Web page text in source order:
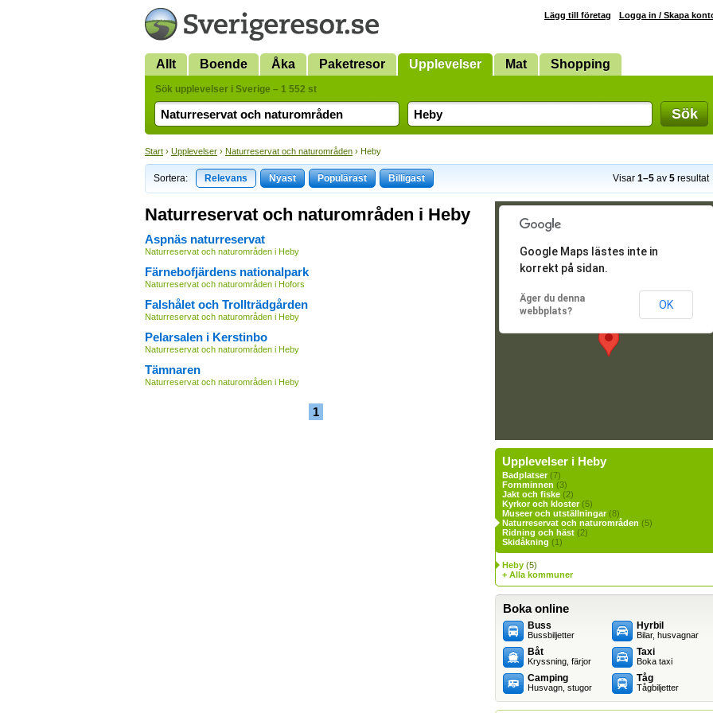
Lägg till företag Logga in / Skapa
Allt Boende Åka Paketresor Upplevelser Mat Shopping
Sök upplevelser i Sverige – 1 552 st
Sök
Start › Upplevelser › Naturreservat och naturområden › Heby
Sortera: Relevans Nyast Populärast Billigast Visar 1–5 av 5 resultat
Naturreservat och naturområden i Heby
Aspnäs naturreservat
Naturreservat och naturområden i Heby
Färnebofjärdens nationalpark
Naturreservat och naturområden i Hofors
Falshålet och Trollträdgården
Naturreservat och naturområden i Heby
Pelarsalen i Kerstinbo
Naturreservat och naturområden i Heby
Tämnaren
Naturreservat och naturområden i Heby
1
Google Maps lästes inte in
korrekt på sidan.
Äger du denna
webbplats?
OK
Upplevelser i Heby
Badplatser(7)
Fornminnen (3)
Jakt och fiske (2)
Kyrkor och kloster(5)
Museer och utställningar(8)
Naturreservat och naturområden (5)
Ridning och häst (2)
Skidåkning (1)
Heby (5)
+ Alla kommuner
Boka online
Buss
Bussbiljetter
Båt
Kryssning, färjor
Camping
Husvagn, stugor
Hyrbil
Bilar, husvagnar
Taxi
Boka taxi
Tåg
Tågbiljetter